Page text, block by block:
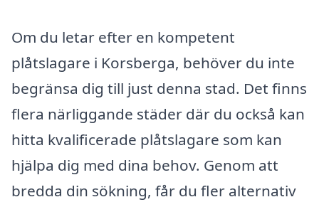
Om du letar efter en kompetent
plåtslagare i Korsberga, behöver du inte
begränsa dig till just denna stad. Det finns
flera närliggande städer där du också kan
hitta kvalificerade plåtslagare som kan
hjälpa dig med dina behov. Genom att
bredda din sökning, får du fler alternativ